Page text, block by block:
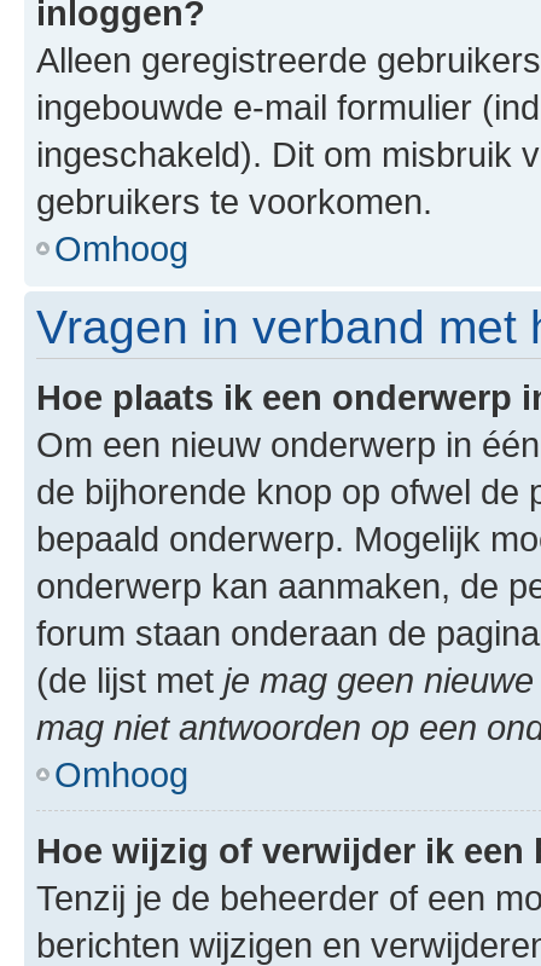
inloggen?
Alleen geregistreerde
ingebouwde e-mail formulier
ingeschakeld). Dit om misbruik
gebruikers te voorkomen.
Omhoog
Vragen in verband met
Hoe plaats ik een onderwerp
Om een nieuw onderwerp in
de bijhorende knop op ofwel de
bepaald onderwerp. Mogelijk
onderwerp kan aanmaken, de
forum staan onderaan de
(de lijst met je mag geen
mag niet antwoorden op een
Omhoog
Hoe wijzig of verwijder ik een
Tenzij je de beheerder of een
berichten wijzigen en